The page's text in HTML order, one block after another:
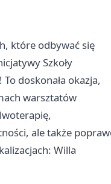
które odbywać się
Szkoły
doskonała okazja,
warsztatów
ale także
Willa